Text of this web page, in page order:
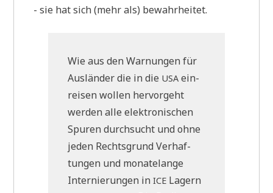
- sie hat sich (mehr als) bewahrheitet.
Wie aus den War­nun­gen für
Aus­län­der die in die USA ein­
rei­sen wol­len her­vor­geht
wer­den alle elek­tro­ni­schen
Spu­ren durch­sucht und ohne
jeden Rechts­grund Ver­haf­
tun­gen und mona­te­lan­ge
Inter­nie­run­gen inICE Lagern